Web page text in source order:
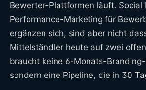
Bewerter-Plattformen läuft. Social
Performance-Marketing für
ergänzen sich, sind aber nicht
Mittelständler heute auf zwei
braucht keine 6-Monats-
sondern eine Pipeline, die in 30